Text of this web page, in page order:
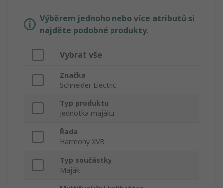
Výběrem jednoho nebo více atributů si
najděte podobné produkty.
Vybrat vše
Značka
Schneider Electric
Typ produktu
Jednotka majáku
Řada
Harmony XVB
Typ součástky
Maják